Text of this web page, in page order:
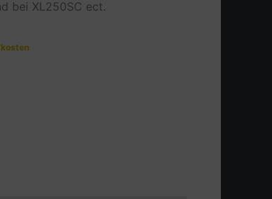
bei XL250SC ect.